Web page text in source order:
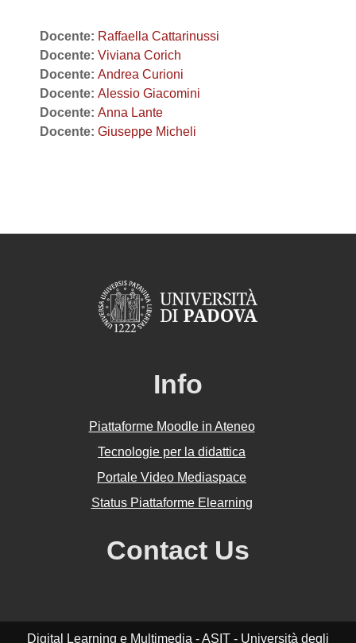
Docente: Raffaella Cattarinussi
Docente: Viviana Corich
Docente: Andrea Curioni
Docente: Alessio Giacomini
Docente: Anna Lante
Docente: Giuseppe Micheli
Info
Piattaforme Moodle in Ateneo
Tecnologie per la didattica
Portale Video Mediaspace
Status Piattaforme Elearning
Contact Us
Digital Learning e Multimedia - ASIT - Università degli